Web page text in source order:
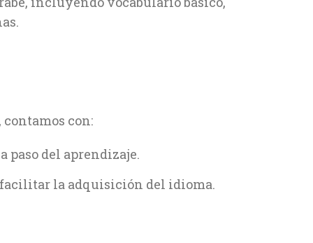
con:
paso del aprendizaje.
la adquisición del idioma.